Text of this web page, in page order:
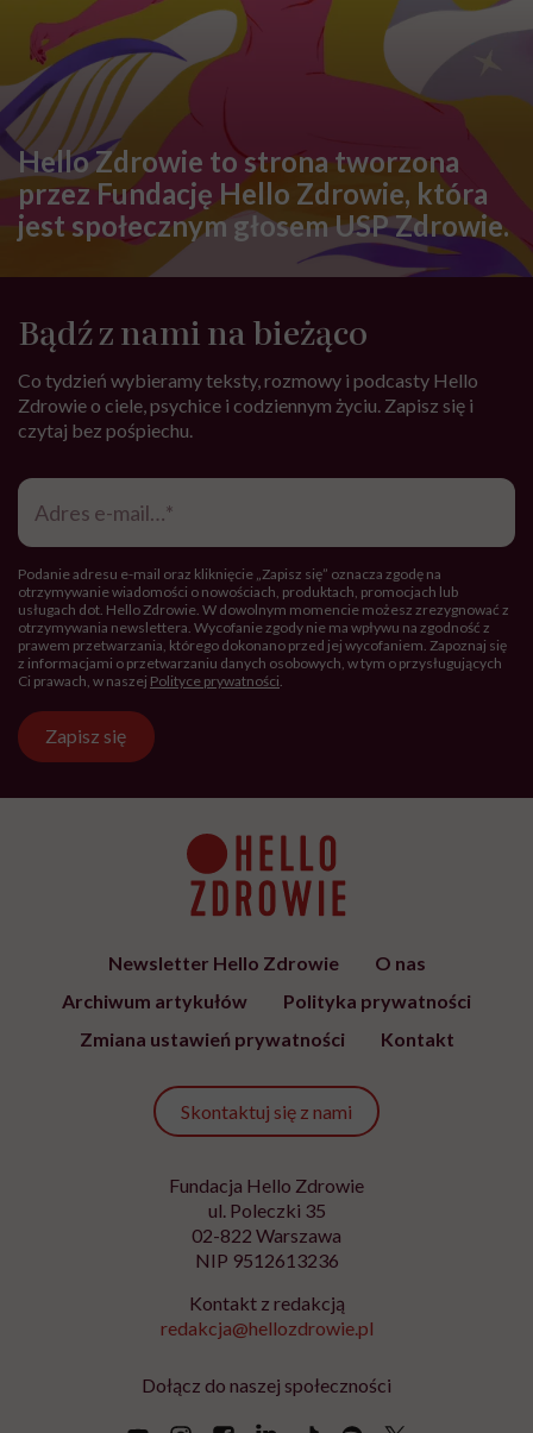
Hello Zdrowie to strona tworzona
przez Fundację Hello Zdrowie, która
jest społecznym głosem USP Zdrowie.
Bądź z nami na bieżąco
Co tydzień wybieramy teksty, rozmowy i podcasty Hello
Zdrowie o ciele, psychice i codziennym życiu. Zapisz się i
czytaj bez pośpiechu.
Adres
mail*
Podanie adresu e-mail oraz kliknięcie „Zapisz się” oznacza zgodę na
otrzymywanie wiadomości o nowościach, produktach, promocjach lub
usługach dot. Hello Zdrowie. W dowolnym momencie możesz zrezygnować z
otrzymywania newslettera. Wycofanie zgody nie ma wpływu na zgodność z
prawem przetwarzania, którego dokonano przed jej wycofaniem. Zapoznaj się
z informacjami o przetwarzaniu danych osobowych, w tym o przysługujących
Ci prawach, w naszej Polityce prywatności
Zapisz się
Newsletter Hello Zdrowie
O nas
Archiwum artykułów
Polityka prywatności
Zmiana ustawień prywatności
Kontakt
Skontaktuj się z nami
Fundacja Hello Zdrowie
ul. Poleczki 35
02-822 Warszawa
NIP 9512613236
Kontakt z redakcją
redakcja@hellozdrowie.pl
Dołącz do naszej społeczności